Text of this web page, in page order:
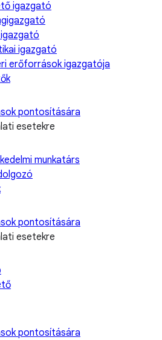
igazgató
igazgató
erőforrások igazgatója
pontosítására
esetekre
munkatárs
pontosítására
esetekre
pontosítására